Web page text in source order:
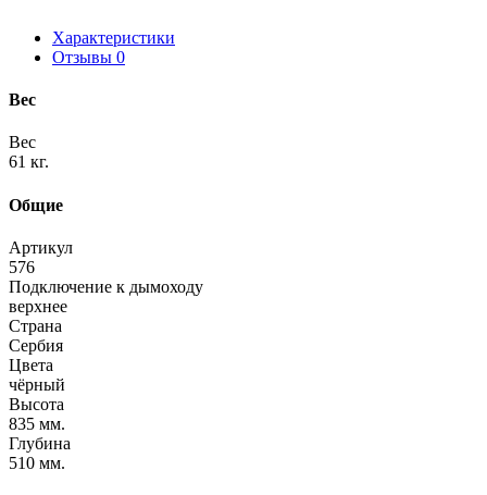
Характеристики
Отзывы 0
Вес
Вес
61 кг.
Общие
Артикул
576
Подключение к дымоходу
верхнее
Страна
Сербия
Цвета
чёрный
Высота
835 мм.
Глубина
510 мм.